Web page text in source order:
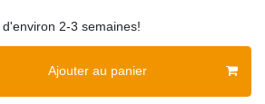
2-3 semaines!
Ajouter au panier